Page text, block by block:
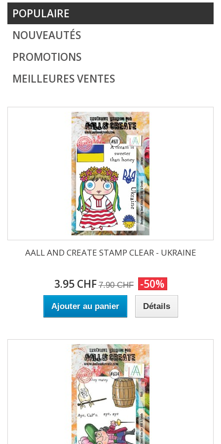
POPULAIRE
NOUVEAUTÉS
PROMOTIONS
MEILLEURES VENTES
AALL AND CREATE STAMP CLEAR - UKRAINE
3.95 CHF 7.90 CHF -50%
Ajouter au panier Détails